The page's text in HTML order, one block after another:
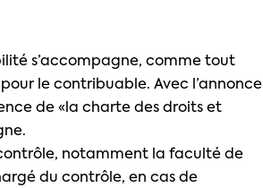
s’accompagne, comme tout
le contribuable. Avec l’annonce
de «la charte des droits et
notamment la faculté de
du contrôle, en cas de